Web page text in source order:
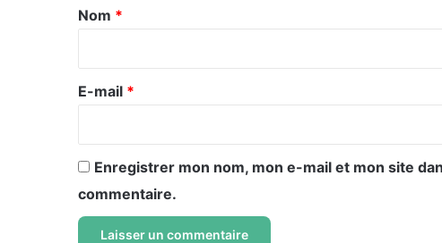
a
r
e
Nom *
E-mail *
Enregistrer mon nom, mon e-mail et mon site
commentaire.